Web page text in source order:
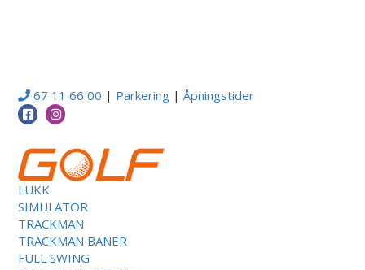
67 11 66 00 | Parkering |Åpningstider
LUKK
SIMULATOR
TRACKMAN
TRACKMAN BANER
FULL SWING